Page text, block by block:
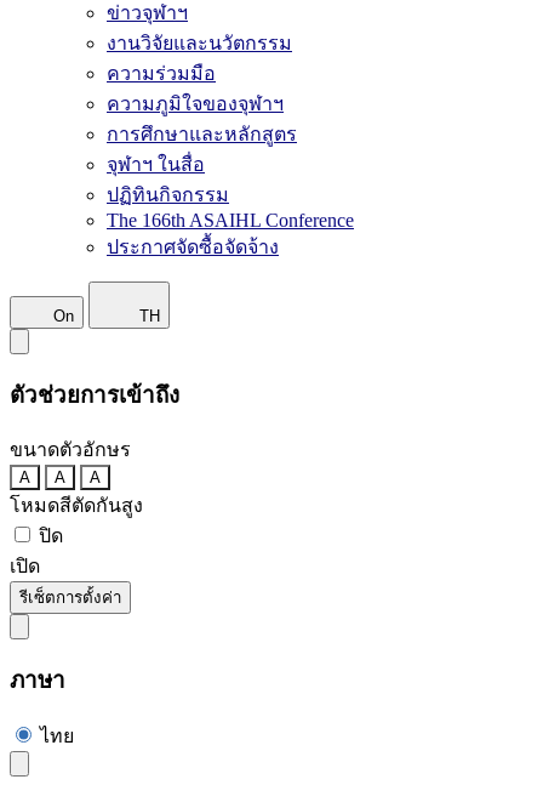
ข่าวจุฬาฯ
งานวิจัยและนวัตกรรม
ความร่วมมือ
ความภูมิใจของจุฬาฯ
การศึกษาและหลักสูตร
จุฬาฯ ในสื่อ
ปฏิทินกิจกรรม
The 166th ASAIHL Conference
ประกาศจัดซื้อจัดจ้าง
On TH
ตัวช่วยการเข้าถึง
ขนาดตัวอักษร
A A A
โหมดสีตัดกันสูง
ปิด
เปิด
รีเซ็ตการตั้งค่า
ภาษา
ไทย